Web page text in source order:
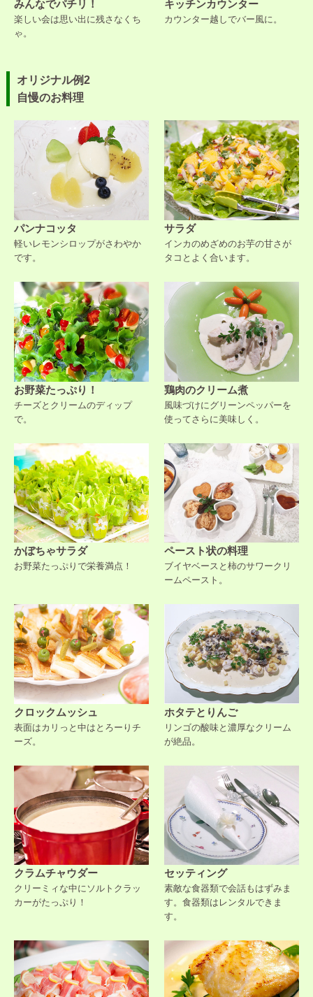
みんなでパチリ！
楽しい会は思い出に残さなくち
ゃ。
キッチンカウンター
カウンター越しでバー風に。
オリジナル例2
自慢のお料理
パンナコッタ
軽いレモンシロップがさわやか
です。
サラダ
インカのめざめのお芋の甘さが
タコとよく合います。
お野菜たっぷり！
チーズとクリームのディップ
で。
鶏肉のクリーム煮
風味づけにグリーンペッパーを
使ってさらに美味しく。
かぼちゃサラダ
お野菜たっぷりで栄養満点！
ペースト状の料理
ブイヤベースと柿のサワークリ
ームペースト。
クロックムッシュ
表面はカリっと中はとろーりチ
ーズ。
ホタテとりんご
リンゴの酸味と濃厚なクリーム
が絶品。
クラムチャウダー
クリーミィな中にソルトクラッ
カーがたっぷり！
セッティング
素敵な食器類で会話もはずみま
す。食器類はレンタルできま
す。